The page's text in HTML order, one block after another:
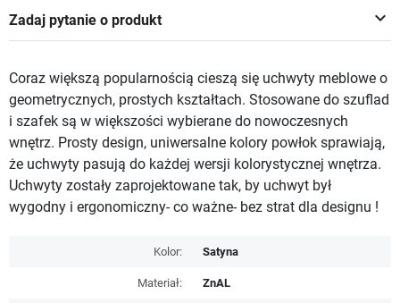
keyboard_arrow_down
Zadaj pytanie o produkt
Coraz większą popularnością cieszą się uchwyty meblowe o
geometrycznych, prostych kształtach. Stosowane do szuflad
i szafek są w większości wybierane do nowoczesnych
wnętrz. Prosty design, uniwersalne kolory powłok sprawiają,
że uchwyty pasują do każdej wersji kolorystycznej wnętrza.
Uchwyty zostały zaprojektowane tak, by uchwyt był
wygodny i ergonomiczny- co ważne- bez strat dla designu !
Kolor: Satyna
Materiał: ZnAL